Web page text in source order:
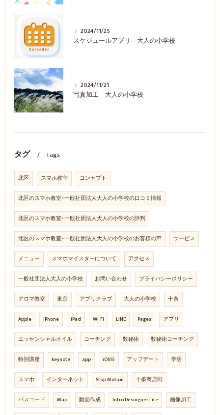
2024/11/25
スケジュールアプリ 大人の小学校
2024/11/21
写真加工 大人の小学校
タグ Tags
北区 スマホ教室 コンセプト
北区のスマホ教室･一般社団法人大人の小学校の口コミ情報
北区のスマホ教室･一般社団法人大人の小学校の評判
北区のスマホ教室･一般社団法人大人の小学校のお客様の声 サービス
メニュー スマホマイスターについて アクセス
一般社団法人大人の小学校 お問い合わせ プライバシーポリシー
アロマ教室 東京 アプリクラブ 大人の小学校 十条
Apple iPhone iPad Wi-Fi LINE Pages アプリ
エッセンシャルオイル コーチング 数秘術 数秘術コーチング
特別講座 keynote app iOS15 アップデート 学活
スマホ インターネット Stop Motion 十条商店街
パスコード Map 動画作成 Intro Desingner Lite 画像加工